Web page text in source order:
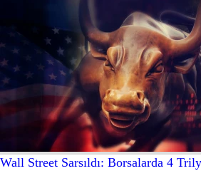
Wall Street Sarsıldı: Borsalarda 4